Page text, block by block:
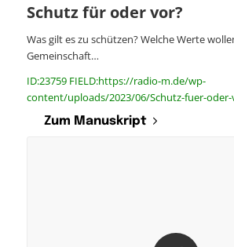
Schutz für oder vor?
Was gilt es zu schützen? Welche Werte
Gemeinschaft…
ID:23759 FIELD:https://radio-m.de/wp-
content/uploads/2023/06/Schutz-fuer-
Zum Manuskript